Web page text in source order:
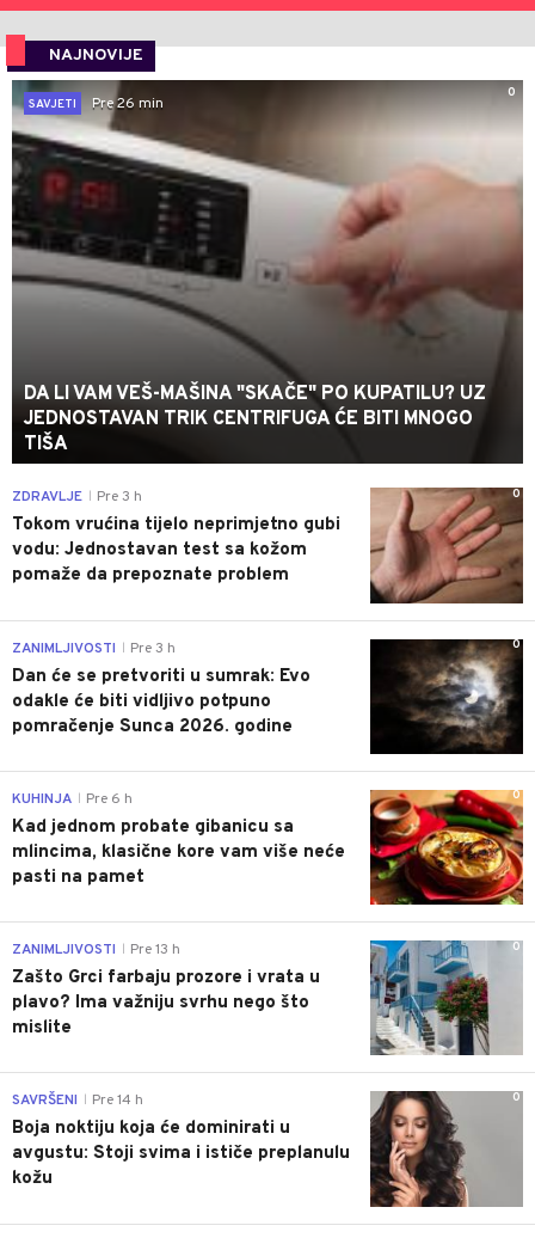
NAJNOVIJE
0
SAVJETI
Pre 26 min
DA LI VAM VEŠ-MAŠINA "SKAČE" PO KUPATILU? UZ
JEDNOSTAVAN TRIK CENTRIFUGA ĆE BITI MNOGO
TIŠA
0
ZDRAVLJE Pre 3 h
Tokom vrućina tijelo neprimjetno gubi
vodu: Jednostavan test sa kožom
pomaže da prepoznate problem
0
ZANIMLJIVOSTI Pre 3 h
Dan će se pretvoriti u sumrak: Evo
odakle će biti vidljivo potpuno
pomračenje Sunca 2026. godine
0
KUHINJA Pre 6 h
Kad jednom probate gibanicu sa
mlincima, klasične kore vam više neće
pasti na pamet
0
ZANIMLJIVOSTI Pre 13 h
Zašto Grci farbaju prozore i vrata u
plavo? Ima važniju svrhu nego što
mislite
0
SAVRŠENI Pre 14 h
Boja noktiju koja će dominirati u
avgustu: Stoji svima i ističe preplanulu
kožu